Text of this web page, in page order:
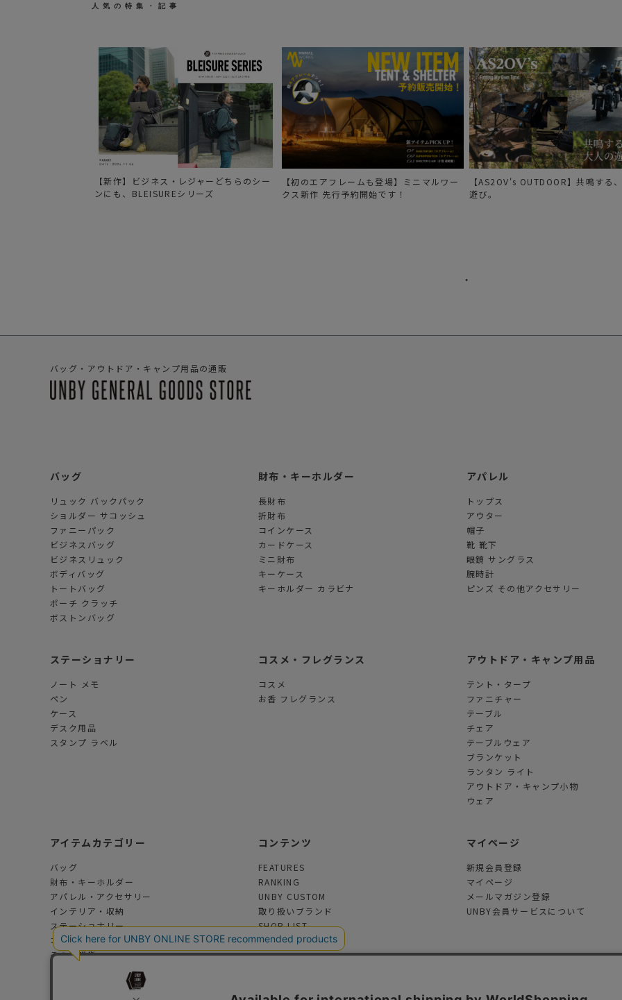
人気の特集・記事
【新作】ビジネス・レジャーどちらのシー
ンにも、BLEISUREシリーズ
【初のエアフレームも登場】ミニマルワー
クス新作 先行予約開始です！
【AS2OV's OUTDOOR】共鳴する
遊び。
バッグ・アウトドア・キャンプ用品の通販
バッグ
リュック バックパック
ショルダー サコッシュ
ファニーパック
ビジネスバッグ
ビジネスリュック
ボディバッグ
トートバッグ
ポーチ クラッチ
ボストンバッグ
財布・キーホルダー
長財布
折財布
コインケース
カードケース
ミニ財布
キーケース
キーホルダー カラビナ
アパレル
トップス
アウター
帽子
靴 靴下
眼鏡 サングラス
腕時計
ピンズ その他アクセサリー
ステーショナリー
ノート メモ
ペン
ケース
デスク用品
スタンプ ラベル
コスメ・フレグランス
コスメ
お香 フレグランス
アウトドア・キャンプ用品
テント・タープ
ファニチャー
テーブル
チェア
テーブルウェア
ブランケット
ランタン ライト
アウトドア・キャンプ小物
ウェア
アイテムカテゴリー
バッグ
財布・キーホルダー
アパレル・アクセサリー
インテリア・収納
ステーショナリー
コスメ・フレグランス
その他雑貨
コンテンツ
FEATURES
RANKING
UNBY CUSTOM
取り扱いブランド
SHOP LIST
マイページ
新規会員登録
マイページ
メールマガジン登録
UNBY会員サービスについて